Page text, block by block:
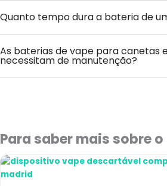
Quanto tempo dura a bateria de
As baterias de vape para canetas
necessitam de manutenção?
Para saber mais sobre